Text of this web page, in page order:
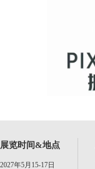
展览时间&地点
2027年5月15-17日